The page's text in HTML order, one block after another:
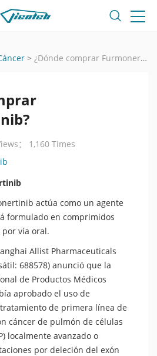
> ¿Dónde comprar Furmonertinib?
： 1,160 Times
actúa como un agente
formulado en comprimidos
vía oral.
Allist Pharmaceuticals
688578) anunció que la
de Productos Médicos
aprobado el uso de
de primera línea de
cáncer de pulmón de células
localmente avanzado o
por deleción del exón